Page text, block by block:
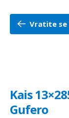
Početna
O nama
Vratite se
Kais
Gufero